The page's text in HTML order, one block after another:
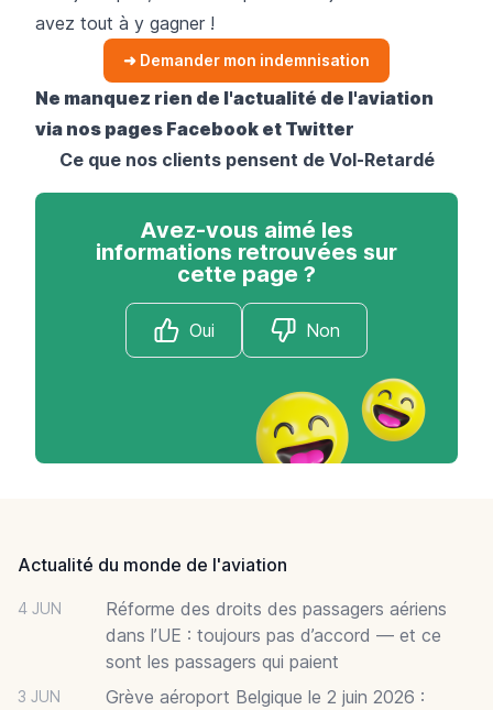
avez tout à y gagner !
➜ Demander mon indemnisation
Ne manquez rien de l'actualité de l'aviation
via nos pages Facebook et Twitter
Ce que nos clients pensent de Vol-Retardé
Avez-vous aimé les
informations retrouvées sur
cette page ?
Oui Non
Actualité du monde de l'aviation
4 JUN
Réforme des droits des passagers aériens
dans l’UE : toujours pas d’accord — et ce
sont les passagers qui paient
3 JUN
Grève aéroport Belgique le 2 juin 2026 :